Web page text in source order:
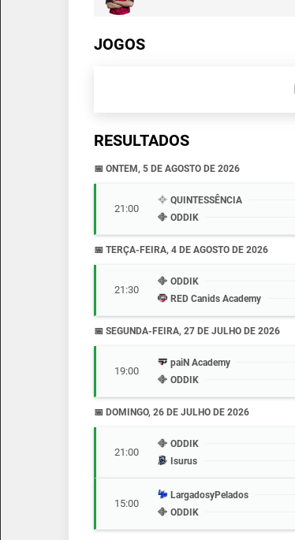
JOGOS
RESULTADOS
📅 ONTEM, 5 DE AGOSTO DE 2026
21:00
QUINTESSÊNCIA
ODDIK
📅 TERÇA-FEIRA, 4 DE AGOSTO DE 2026
21:30
ODDIK
RED Canids Academy
📅 SEGUNDA-FEIRA, 27 DE JULHO DE 2026
19:00
paiN Academy
ODDIK
📅 DOMINGO, 26 DE JULHO DE 2026
21:00
ODDIK
Isurus
15:00
LargadosyPelados
ODDIK